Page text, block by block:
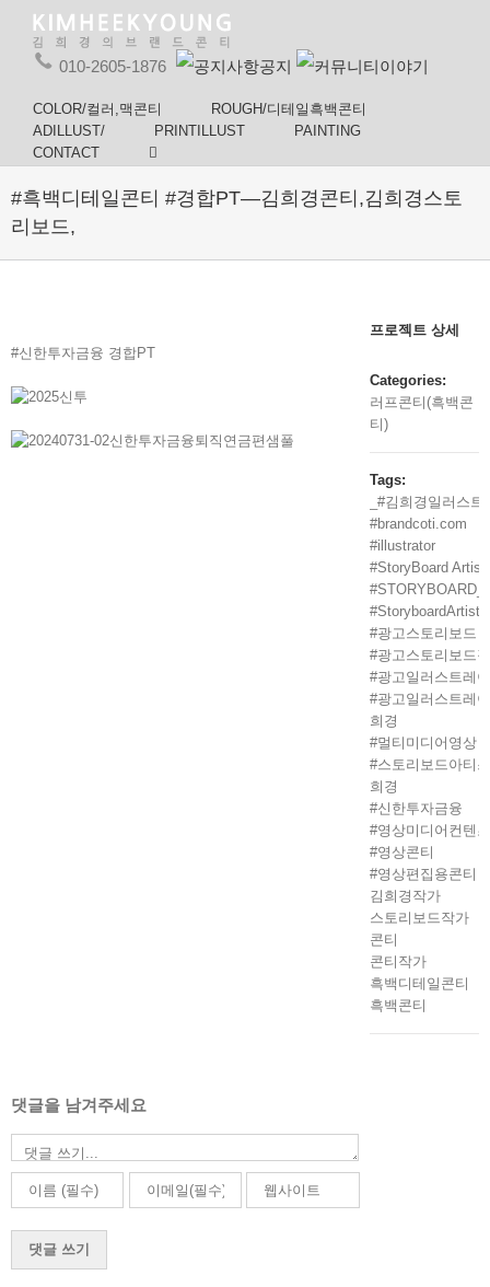
010-2605-1876 공지 이야기
COLOR/컬러,맥콘티
ROUGH/디테일흑백콘티
ADILLUST/
PRINTILLUST
PAINTING
CONTACT
#흑백디테일콘티 #경합PT—김희경콘티,김희경스토
리보드,
#신한투자금융 경합PT
프로젝트 상세
Categories:
러프콘티(흑백콘
티)
Tags:
_#김희경일러스트
#brandcoti.com
#illustrator
#StoryBoard Artist
#StoryboardArtist
#광고스토리보드
#광고스토리보드
#광고일러스트레
#광고일러스트레
희경
#멀티미디어영상
#스토리보드아티
희경
#신한투자금융
#영상미디어컨텐츠
#영상콘티
#영상편집용콘티
김희경작가
스토리보드작가
콘티
콘티작가
흑백디테일콘티
흑백콘티
댓글을 남겨주세요
글